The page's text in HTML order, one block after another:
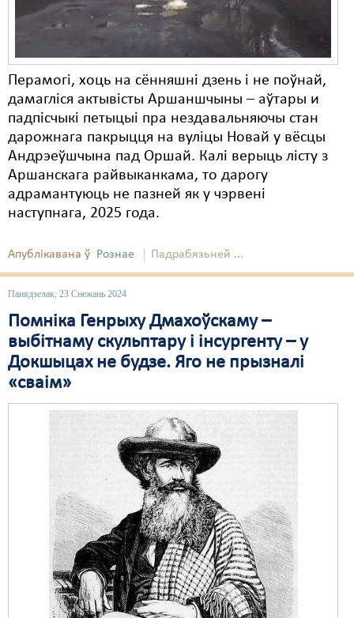
Перамогі, хоць на сённяшні дзень і не поўнай,
дамагліся актывісты Аршаншчыны – аўтары и
падпісчыкі петыцыі пра нездавальняючы стан
дарожнага пакрыцця на вуліцы Новай у вёсцы
Андрэеўшчына пад Оршай. Калі верыць лісту з
Аршанскага райвыканкама, то дарогу
адрамантуюць не пазней як у чэрвені
наступнага, 2025 года.
Апублікавана ў Рознае Падрабязьней ...
Панядзелак, 23 Снежань 2024
Помніка Генрыху Дмахоўскаму –
выбітнаму скульптару і інсургенту – у
Докшыцах не будзе. Яго не прызналі
«сваім»